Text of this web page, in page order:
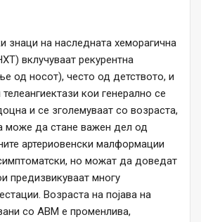
знаци на наследната хеморагична
вклучуваат рекурентна
од носот), често од детството, и
кои генерално се
и се зголемуваат со возраста,
може да стане важен дел од
артериовенски малформации
но можат да доведат
предизвикуваат многу
Возраста на појава на
со АВМ е променлива,